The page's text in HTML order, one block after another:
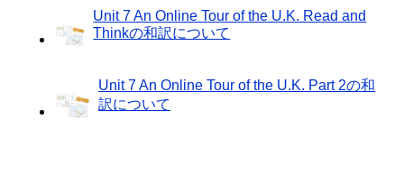
Unit 7 An Online Tour of the U.K. Read and
Thinkの和訳について
Unit 7 An Online Tour of the U.K. Part 2の和
訳について